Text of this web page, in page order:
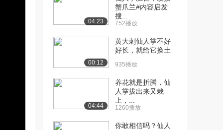
04:23
蟹爪兰#内容启发
搜...
752播放
00:12
黄大刺仙人掌不好
好长，就给它换土
935播放
04:44
养花就是折腾，仙
人掌拔出来又栽
上，...
1260播放
你敢相信吗？仙人